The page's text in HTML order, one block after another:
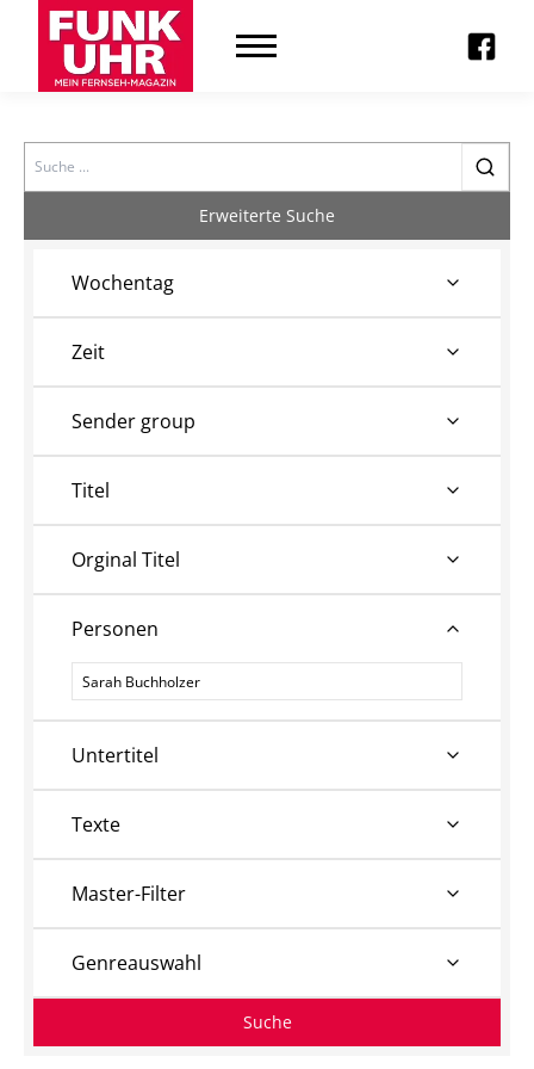
Search
Erweiterte Suche
Wochentag
Zeit
Sender group
Titel
Orginal Titel
Personen
Personen
Untertitel
Texte
Master-Filter
Genreauswahl
Suche